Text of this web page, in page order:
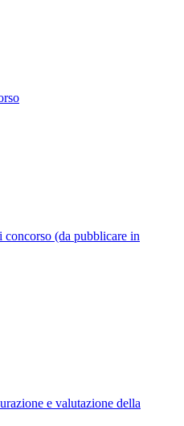
concorso (da pubblicare in
e valutazione della